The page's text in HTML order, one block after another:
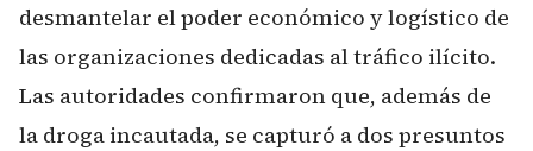
desmantelar el poder económico y logístico de
las organizaciones dedicadas al tráfico ilícito.
Las autoridades confirmaron que, además de
la droga incautada, se capturó a dos presuntos